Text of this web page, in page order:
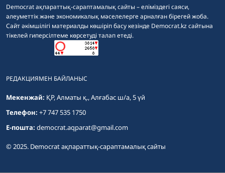
Democrat ақпараттық-сараптамалық сайты – еліміздегі саяси,
әлеуметтік және экономикалық мәселелерге арналған бірегей жоба.
Сайт әкімшілігі материалды көшіріп басу кезінде Democrat.kz сайтына
тікелей гиперсілтеме көрсетуді талап етеді.
РЕДАКЦИЯМЕН БАЙЛАНЫС
Мекенжай: ҚР, Алматы қ., Алғабас ш/а, 5 үй
Телефон: +7 747 535 1750
E-пошта: democrat.aqparat@gmail.com
© 2025. Democrat ақпараттық-сараптамалық сайты